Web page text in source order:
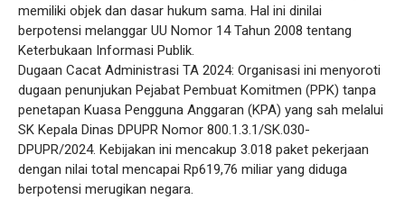
memiliki objek dan dasar hukum sama. Hal ini dinilai
berpotensi melanggar UU Nomor 14 Tahun 2008 tentang
Keterbukaan Informasi Publik.
​Dugaan Cacat Administrasi TA 2024: Organisasi ini menyoroti
dugaan penunjukan Pejabat Pembuat Komitmen (PPK) tanpa
penetapan Kuasa Pengguna Anggaran (KPA) yang sah melalui
SK Kepala Dinas DPUPR Nomor 800.1.3.1/SK.030-
DPUPR/2024. Kebijakan ini mencakup 3.018 paket pekerjaan
dengan nilai total mencapai Rp619,76 miliar yang diduga
berpotensi merugikan negara.